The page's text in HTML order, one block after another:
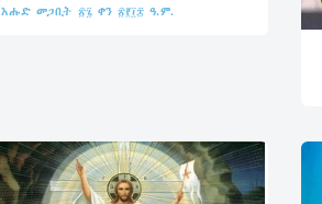
እሑድ መጋቢት ፳፯ ቀን ፳፻፲፰ ዓ.ም.